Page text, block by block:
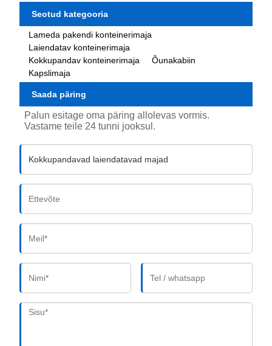
Seotud kategooria
Lameda pakendi konteinerimaja
Laiendatav konteinerimaja
Kokkupandav konteinerimaja
Õunakabiin
Kapslimaja
Saada päring
Palun esitage oma päring allolevas vormis.
Vastame teile 24 tunni jooksul.